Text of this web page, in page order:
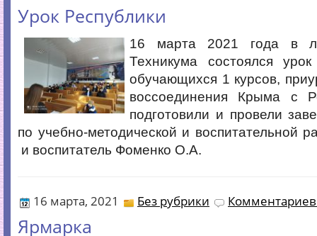
Урок Республики
16 марта 2021 года в
Техникума состоялся
обучающихся 1 курсов,
воссоединения Крыма с
подготовили и провели
по учебно-методической и воспитательной
и воспитатель Фоменко О.А.
16 марта, 2021 Без рубрики Комментариев
Ярмарка